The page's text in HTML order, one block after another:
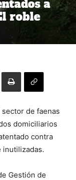
a
roble
de faenas
domiciliarios
contra
inutilizadas.
Gestión de